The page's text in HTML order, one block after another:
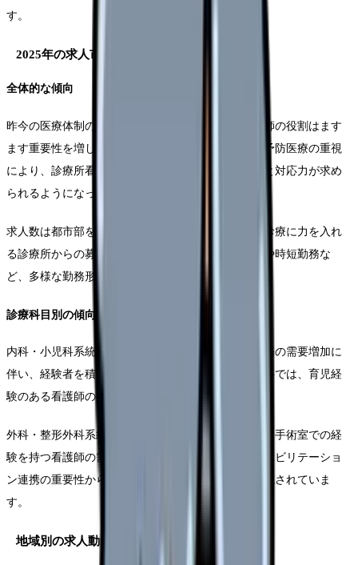
す。
2025年の求人市場の特徴
全体的な傾向
昨今の医療体制の変革により、診療所における看護師の役割はます
ます重要性を増しています。特に在宅医療の拡大と予防医療の重視
により、診療所看護師には従来以上に幅広いスキルと対応力が求め
られるようになってきました。
求人数は都市部を中心に増加傾向にあり、特に訪問診療に力を入れ
る診療所からの募集が目立ちます。また、夜勤専従や時短勤務な
ど、多様な勤務形態を提示する求人も増えています。
診療科目別の傾向
内科・小児科系統の診療所では、予防接種や健診業務の需要増加に
伴い、経験者を積極的に募集しています。特に小児科では、育児経
験のある看護師の採用を優先する傾向が見られます。
外科・整形外科系統では、日帰り手術の増加により、手術室での経
験を持つ看護師の需要が高まっています。また、リハビリテーショ
ン連携の重要性から、理学療法士との協働経験も重視されていま
す。
地域別の求人動向